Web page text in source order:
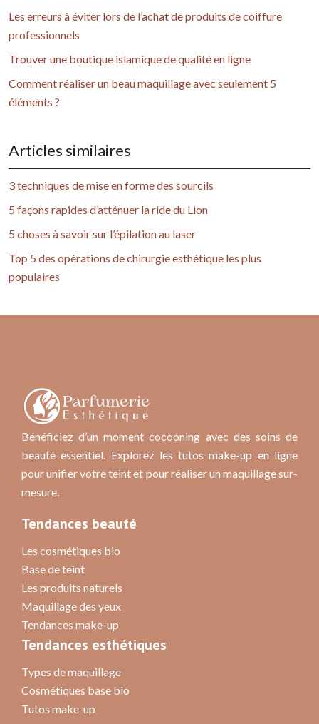
Les erreurs à éviter lors de l’achat de produits de coiffure
professionnels
Trouver une boutique islamique de qualité en ligne
Comment réaliser un beau maquillage avec seulement 5
éléments ?
Articles similaires
3 techniques de mise en forme des sourcils
5 façons rapides d’atténuer la ride du Lion
5 choses à savoir sur l’épilation au laser
Top 5 des opérations de chirurgie esthétique les plus
populaires
Bénéficiez d’un moment cocooning avec des soins de
beauté essentiel. Explorez les tutos make-up en ligne
pour unifier votre teint et pour réaliser un maquillage sur-
mesure.
Tendances beauté
Les cosmétiques bio
Base de teint
Les produits naturels
Maquillage des yeux
Tendances make-up
Tendances esthétiques
Types de maquillage
Cosmétiques base bio
Tutos make-up